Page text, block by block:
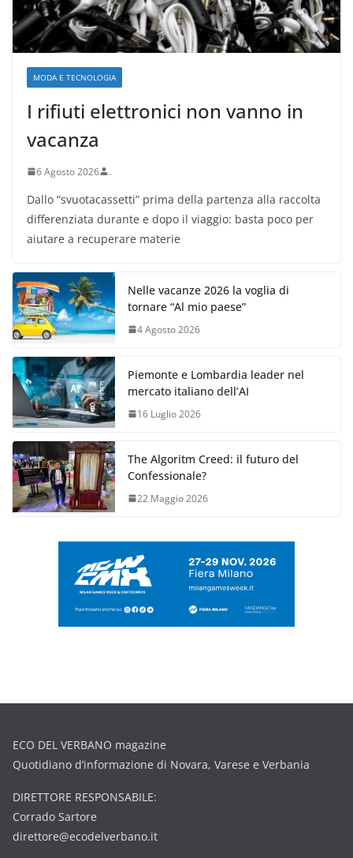
MODA E TECNOLOGIA
I rifiuti elettronici non vanno in
vacanza
6 Agosto 2026 .
Dallo “svuotacassetti” prima della partenza alla raccolta
differenziata durante e dopo il viaggio: basta poco per
aiutare a recuperare materie
Nelle vacanze 2026 la voglia di
tornare “Al mio paese”
4 Agosto 2026
Piemonte e Lombardia leader nel
mercato italiano dell’AI
16 Luglio 2026
The Algoritm Creed: il futuro del
Confessionale?
22 Maggio 2026
ECO DEL VERBANO magazine
Quotidiano d’informazione di Novara, Varese e Verbania
DIRETTORE RESPONSABILE:
Corrado Sartore
direttore@ecodelverbano.it